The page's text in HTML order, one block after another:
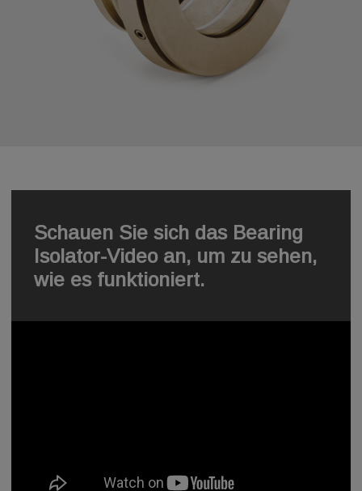
Schauen Sie sich das Bearing
Isolator-Video an, um zu sehen,
wie es funktioniert.